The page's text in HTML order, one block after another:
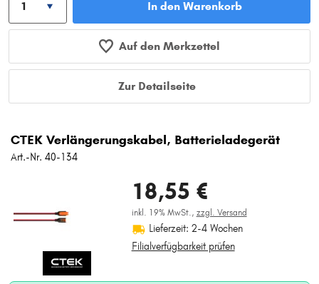
In den Warenkorb
Auf den Merkzettel
Zur Detailseite
CTEK Verlängerungskabel, Batterieladegerät
Art.-Nr. 40-134
18,55 €
inkl. 19% MwSt., zzgl. Versand
Lieferzeit: 2-4 Wochen
Filialverfügbarkeit prüfen